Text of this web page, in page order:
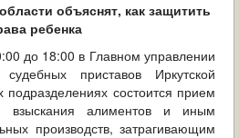
объяснят, как защитить
ребенка
до 18:00 в Главном управлении
приставов Иркутской
подразделениях состоится прием
взыскания алиментов и иным
производств, затрагивающим